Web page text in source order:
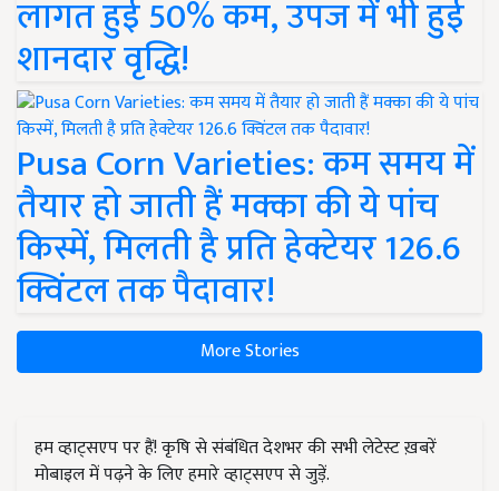
लागत हुई 50% कम, उपज में भी हुई
शानदार वृद्धि!
Pusa Corn Varieties: कम समय में
तैयार हो जाती हैं मक्का की ये पांच
किस्में, मिलती है प्रति हेक्टेयर 126.6
क्विंटल तक पैदावार!
More Stories
हम व्हाट्सएप पर हैं! कृषि से संबंधित देशभर की सभी लेटेस्ट ख़बरें
मोबाइल में पढ़ने के लिए हमारे व्हाट्सएप से जुड़ें.